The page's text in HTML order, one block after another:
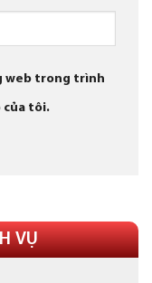
VỤ
web trong trình
của tôi.